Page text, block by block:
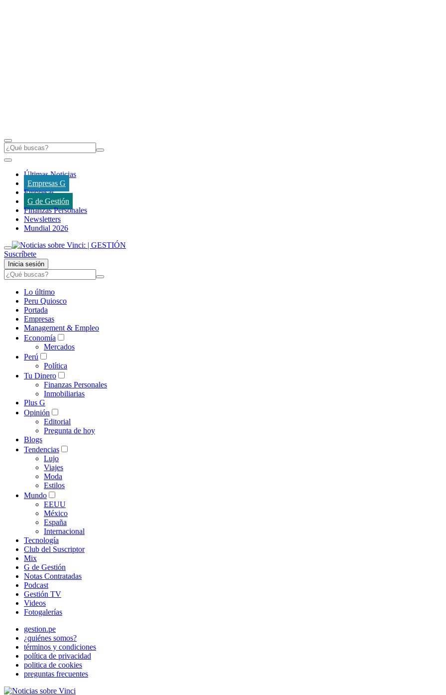
Últimas Noticias
Empresas G
Empresas
G de Gestión
Finanzas Personales
Newsletters
Mundial 2026
Suscríbete
Inicia sesión
Lo último
Peru Quiosco
Portada
Empresas
Management & Empleo
Economía
Mercados
Perú
Política
Tu Dinero
Finanzas Personales
Inmobiliarias
Plus G
Opinión
Editorial
Pregunta de hoy
Blogs
Tendencias
Lujo
Viajes
Moda
Estilos
Mundo
EEUU
México
España
Internacional
Tecnología
Club del Suscriptor
Mix
G de Gestión
Notas Contratadas
Podcast
Gestión TV
Videos
Fotogalerías
gestion.pe
¿quiénes somos?
términos y condiciones
política de privacidad
politica de cookies
preguntas frecuentes